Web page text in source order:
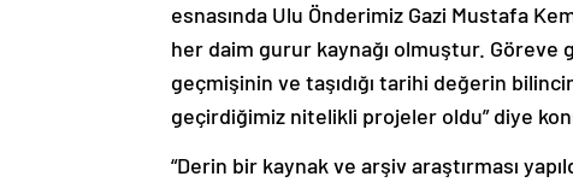
esnasında Ulu Önderimiz Gazi Mustafa
her daim gurur kaynağı olmuştur.
geçmişinin ve taşıdığı tarihi değerin
geçirdiğimiz nitelikli projeler oldu” diye
“Derin bir kaynak ve arşiv araştırması